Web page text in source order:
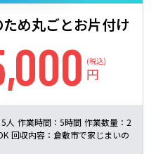
め丸ごとお片付け
(税込)
円
5人 作業時間： 5時間 作業数量： 2
回収内容： 倉敷市で家じまいの